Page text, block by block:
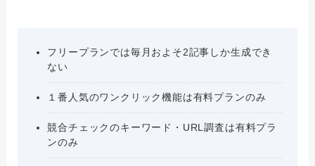
フリープランでは毎月およそ2記事しか生成でき
ない
１番人気のワンクリック機能は有料プランのみ
競合チェックのキーワード・URL調査は有料プラ
ンのみ